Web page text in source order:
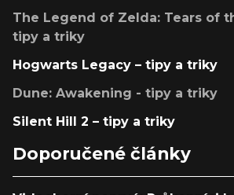
The Legend of Zelda: Tears of
tipy a triky
Hogwarts Legacy – tipy a triky
Dune: Awakening - tipy a triky
Silent Hill 2 – tipy a triky
Doporučené články